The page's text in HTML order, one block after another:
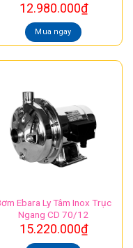
12.980.000₫
Mua ngay
Ebara Ly Tâm Inox Trục
Ngang CD 70/12
15.220.000₫